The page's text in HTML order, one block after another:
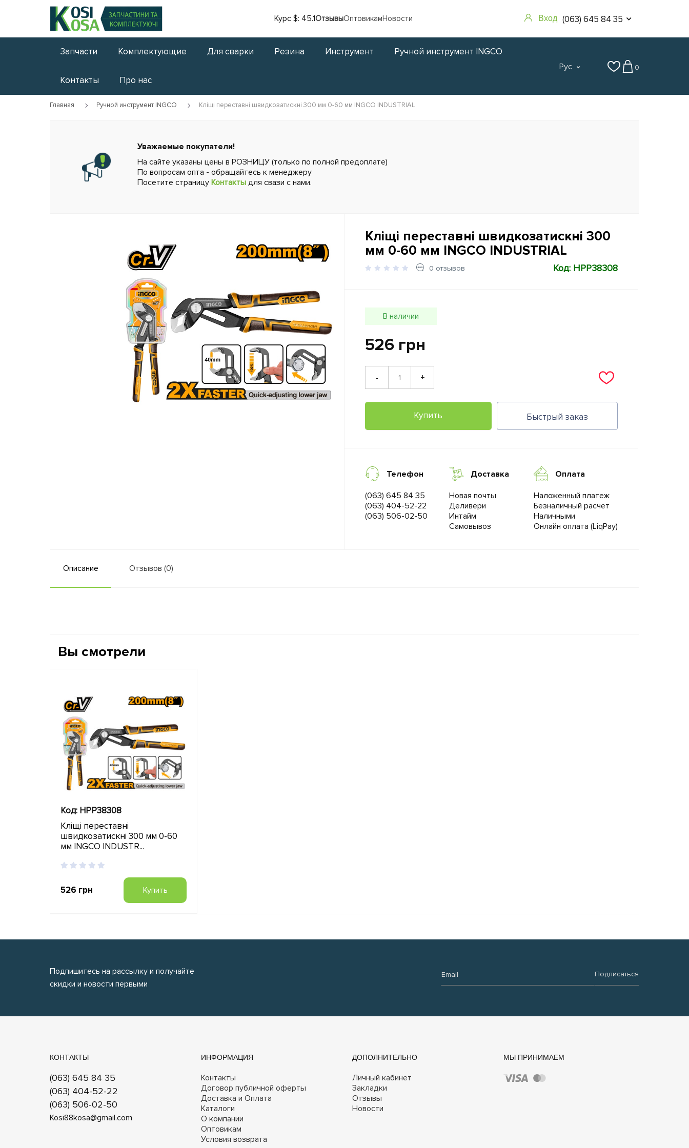
Курс $: 45.1ОтзывыОптовикамНовости Вход (063) 645 84 35
Запчасти Комплектующие Для сварки Резина Инструмент Ручной инструмент INGCO
Контакты Про нас
Рус 0
Главная Ручной инструмент INGCO Кліщі переставні швидкозатискні 300 мм 0-60 мм INGCO INDUSTRIAL
Уважаемые покупатели!
На сайте указаны цены в РОЗНИЦУ (только по полной предоплате)
По вопросам опта - обращайтесь к менеджеру
Посетите страницу Контакты для свази с нами.
Кліщі переставні швидкозатискні 300
мм 0-60 мм INGCO INDUSTRIAL
0 отзывов Код: HPP38308
В наличии
526 грн
- +
Купить Быстрый заказ
Телефон
(063) 645 84 35
(063) 404-52-22
(063) 506-02-50
Доставка
Новая почты
Деливери
Интайм
Самовывоз
Оплата
Наложенный платеж
Безналичный расчет
Наличными
Онлайн оплата (LiqPay)
Описание Отзывов (0)
Вы смотрели
Код: HPP38308
Кліщі переставні
швидкозатискні 300 мм 0-60
мм INGCO INDUSTR...
526 грн Купить
Подпишитесь на рассылку и получайте
скидки и новости первыми
Подписаться
КОНТАКТЫ
(063) 645 84 35
(063) 404-52-22
(063) 506-02-50
Kosi88kosa@gmail.com
ИНФОРМАЦИЯ
Контакты
Договор публичной оферты
Доставка и Оплата
Каталоги
О компании
Оптовикам
Условия возврата
ДОПОЛНИТЕЛЬНО
Личный кабинет
Закладки
Отзывы
Новости
МЫ ПРИНИМАЕМ